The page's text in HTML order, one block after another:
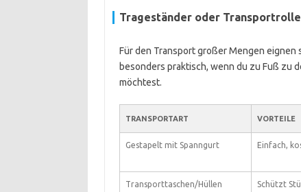
Trageständer oder
Für den Transport großer Mengen eignen
besonders praktisch, wenn du zu Fuß zu
möchtest.
TRANSPORTART VORTEILE
Gestapelt mit Spanngurt Einfach,
Transporttaschen/Hüllen
Schützt